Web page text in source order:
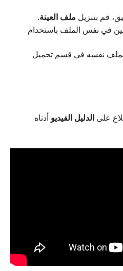
ملف العينة.
في نفس الملف باستخدام
الملف نفسه في قسم تحميل
على الدليل الفيديو أدناه